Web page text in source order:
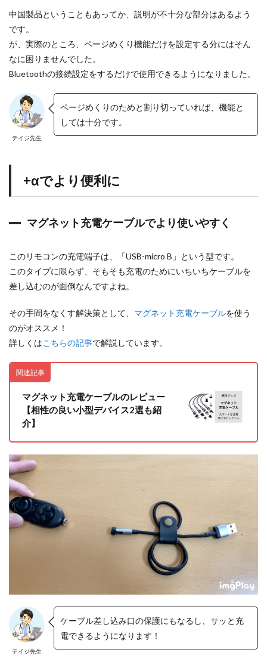
中国製品ということもあってか、説明が不十分な部分はあるよう
です。
が、実際のところ、ページめくり機能だけを設定する分にはそん
なに困りませんでした。
Bluetoothの接続設定をするだけで使用できるようになりました。
テイジ先生
ページめくりのためと割り切っていれば、機能と
しては十分です。
+αでより便利に
マグネット充電ケーブルでより使いやすく
このリモコンの充電端子は、「USB-micro B」という型です。
このタイプに限らず、そもそも充電のためにいちいちケーブルを
差し込むのが面倒なんですよね。
その手間をなくす解決策として、 マグネット充電ケーブルを使う
のがオススメ！
詳しくはこちらの記事で解説しています。
関連記事
マグネット充電ケーブルのレビュー
【相性の良い小型デバイス2選も紹
介】
テイジ先生
ケーブル差し込み口の保護にもなるし、サッと充
電できるようになります！